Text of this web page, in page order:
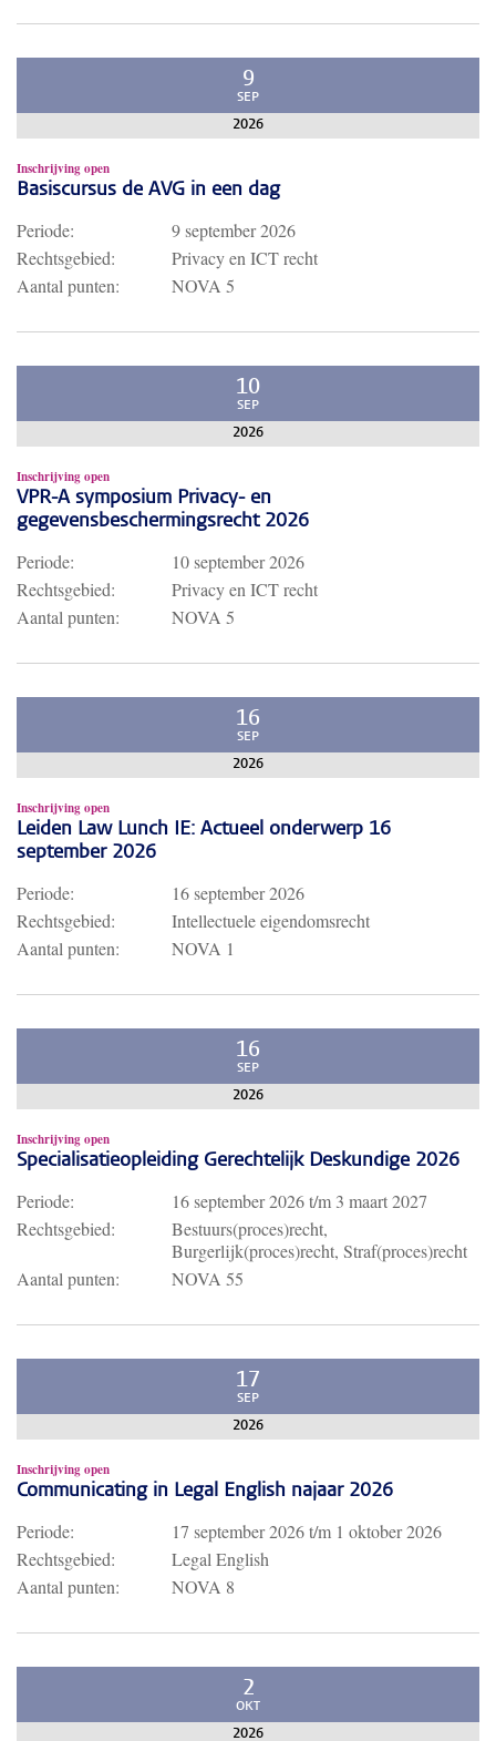
9
SEP
2026
Inschrijving open
Basiscursus de AVG in een dag
Periode:
9 september 2026
Rechtsgebied:
Privacy en ICT recht
Aantal punten:
NOVA 5
10
SEP
2026
Inschrijving open
VPR-A symposium Privacy- en
gegevensbeschermingsrecht 2026
Periode:
10 september 2026
Rechtsgebied:
Privacy en ICT recht
Aantal punten:
NOVA 5
16
SEP
2026
Inschrijving open
Leiden Law Lunch IE: Actueel onderwerp 16
september 2026
Periode:
16 september 2026
Rechtsgebied:
Intellectuele eigendomsrecht
Aantal punten:
NOVA 1
16
SEP
2026
Inschrijving open
Specialisatieopleiding Gerechtelijk Deskundige 2026
Periode: 16 september 2026t/m 3 maart 2027
Rechtsgebied:
Bestuurs(proces)recht,
Burgerlijk(proces)recht, Straf(proces)recht
Aantal punten:
NOVA 55
17
SEP
2026
Inschrijving open
Communicating in Legal English najaar 2026
Periode: 17 september 2026t/m 1 oktober 2026
Rechtsgebied:
Legal English
Aantal punten:
NOVA 8
2
OKT
2026